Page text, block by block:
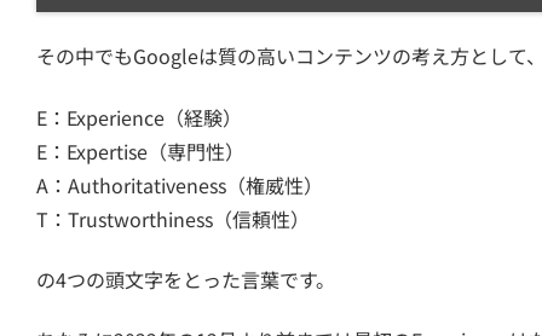
その中でもGoogleは質の高いコンテンツの考え方として
E：Experience（経験）
E：Expertise（専門性）
A：Authoritativeness（権威性）
T：Trustworthiness（信頼性）
の4つの頭文字をとった言葉です。